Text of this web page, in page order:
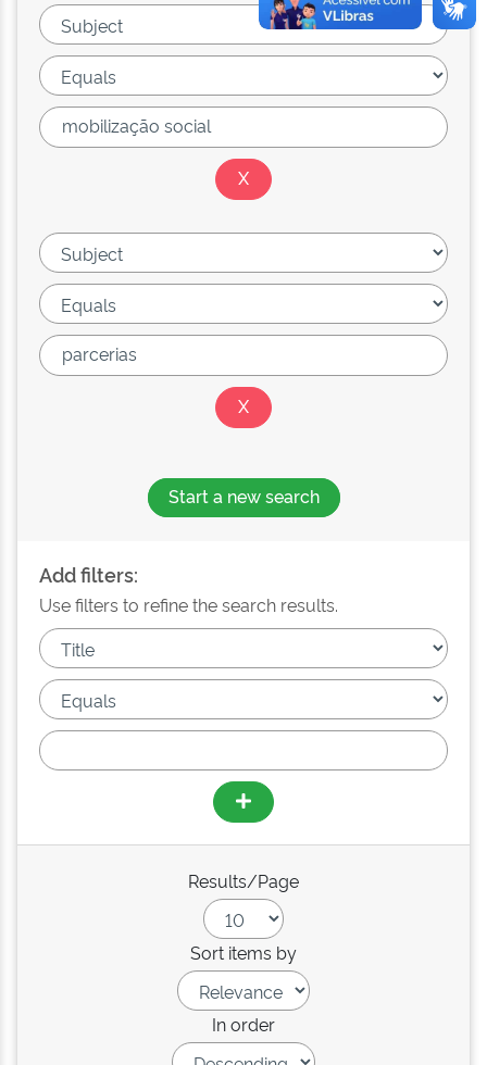
Start a new search
Add filters:
Use filters to refine the search results.
Results/Page
Sort items by
In order